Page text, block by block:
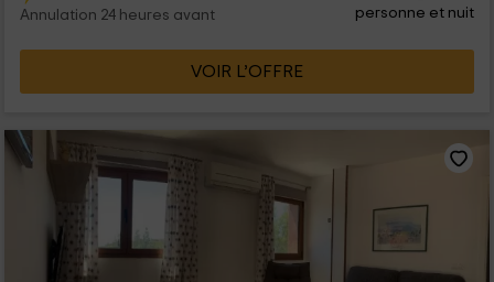
Annulation 24 heures avant personne et nuit
VOIR L’OFFRE